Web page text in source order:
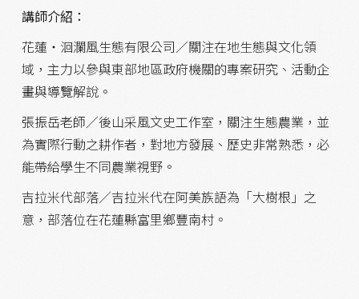
講師介紹：
花蓮‧洄瀾風生態有限公司／關注在地生態與文化領
域，主力以參與東部地區政府機關的專案研究、活動企
畫與導覽解說。
張振岳老師／後山采風文史工作室，關注生態農業，並
為實際行動之耕作者，對地方發展、歷史非常熟悉，必
能帶給學生不同農業視野。
吉拉米代部落／吉拉米代在阿美族語為「大樹根」之
意，部落位在花蓮縣富里鄉豐南村。